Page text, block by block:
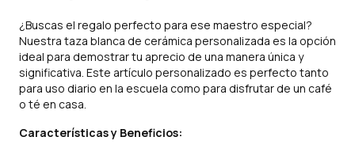
¿Buscas el regalo perfecto para ese maestro especial?
Nuestra taza blanca de cerámica personalizada es la opción
ideal para demostrar tu aprecio de una manera única y
significativa. Este artículo personalizado es perfecto tanto
para uso diario en la escuela como para disfrutar de un café
o té en casa.
Características y Beneficios: